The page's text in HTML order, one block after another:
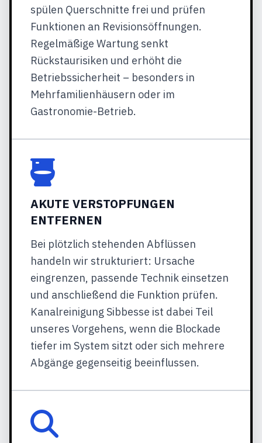
spülen Querschnitte frei und prüfen
Funktionen an Revisionsöffnungen.
Regelmäßige Wartung senkt
Rückstaurisiken und erhöht die
Betriebssicherheit – besonders in
Mehrfamilienhäusern oder im
Gastronomie-Betrieb.
AKUTE VERSTOPFUNGEN
ENTFERNEN
Bei plötzlich stehenden Abflüssen
handeln wir strukturiert: Ursache
eingrenzen, passende Technik einsetzen
und anschließend die Funktion prüfen.
Kanalreinigung Sibbesse ist dabei Teil
unseres Vorgehens, wenn die Blockade
tiefer im System sitzt oder sich mehrere
Abgänge gegenseitig beeinflussen.